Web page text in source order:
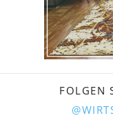
FOLGEN